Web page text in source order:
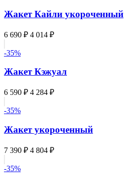
Жакет Кайли укороченный
6 690 ₽ 4 014 ₽
-35%
Жакет Кэжуал
6 590 ₽ 4 284 ₽
-35%
Жакет укороченный
7 390 ₽ 4 804 ₽
-35%